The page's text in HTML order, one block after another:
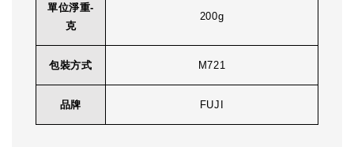
單位淨重-
克
200g
包裝方式 M721
品牌 FUJI